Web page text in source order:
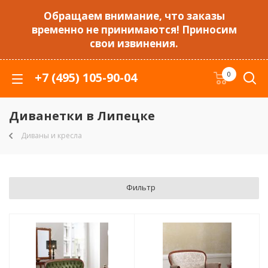
Обращаем внимание, что заказы
временно не принимаются! Приносим
свои извинения.
+7 (495) 105-90-04 0
Диванетки в Липецке
Диваны и кресла
Фильтр